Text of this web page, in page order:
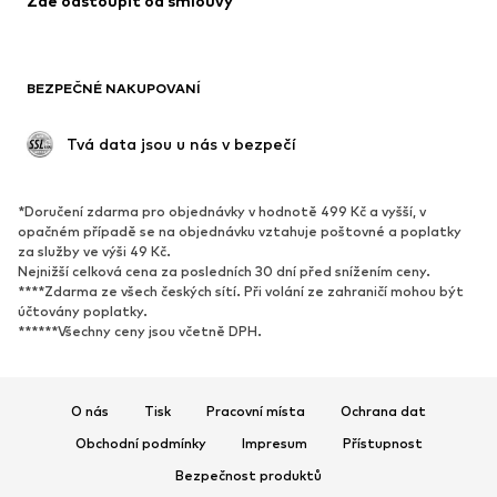
Upcyklace
Nové
Oblíbené
Tenisky
Lodičky & boty na podpatku
Kozačky
Sandály
Exkluzivně
BEZPEČNÉ NAKUPOVANÍ
Tvá data jsou u nás v bezpečí
*Doručení zdarma pro objednávky v hodnotě 499 Kč a vyšší, v
opačném případě se na objednávku vztahuje poštovné a poplatky
za služby ve výši 49 Kč.
Nejnižší celková cena za posledních 30 dní před snížením ceny.
****Zdarma ze všech českých sítí. Při volání ze zahraničí mohou být
účtovány poplatky.
******Všechny ceny jsou včetně DPH.
O nás Tisk Pracovní místa
Ochrana dat
Obchodní podmínky
Impresum
Přístupnost
Bezpečnost produktů